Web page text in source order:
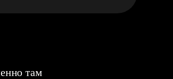
там